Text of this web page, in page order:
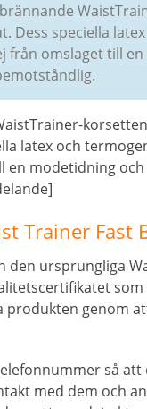
Dess speciella
från omslaget till
latex och
en modetidning
Trainer Fast
den ursprungliga
produkten genom
så
med dem och